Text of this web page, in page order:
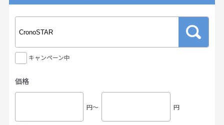
キャンペーン中
価格
円〜 円